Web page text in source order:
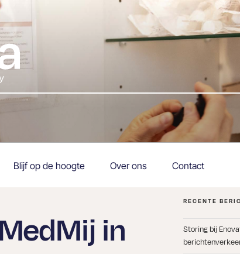
Blijf op de hoogte Over ons Contact
in
RECENTE
Storing bij